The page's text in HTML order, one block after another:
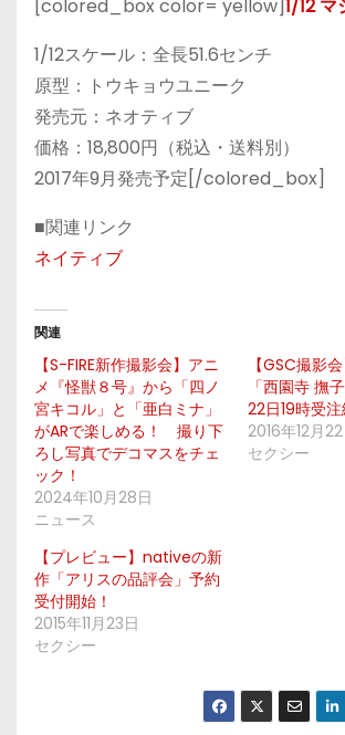
[colored_box color= yellow] 1/12
1/12スケール：全長51.6センチ
原型：トウキョウユニーク
発売元：ネオティブ
価格：18,800円（税込・送料別）
2017年9月発売予定[/colored_box]
■関連リンク
ネイティブ
関連
【S-FIRE新作撮影会】アニ
メ『怪獣８号』から「四ノ
宮キコル」と「亜白ミナ」
がARで楽しめる！ 撮り下
ろし写真でデコマスをチェ
ック！
2024年10月28日
ニュース
【GSC撮影
「西園寺 撫
22日19時受注
2016年12月
セクシー
【プレビュー】nativeの新
作「アリスの品評会」予約
受付開始！
2015年11月23日
セクシー